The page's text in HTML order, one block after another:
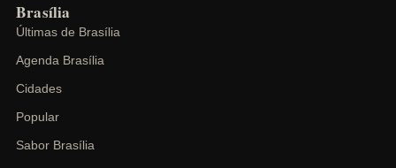
Brasília
Últimas de Brasília
Agenda Brasília
Cidades
Popular
Sabor Brasília